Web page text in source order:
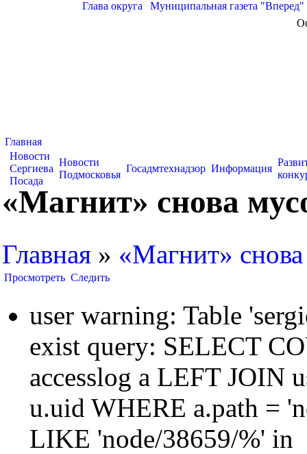
Глава округа Муниципальная газета "Вперед"
Главная
Новости
Сергиева
Посада
Новости
Подмосковья
Госадмтехнадзор Информация
«Магнит» снова
Главная » «Магнит»
Просмотреть Следить
user warning: Table
exist query: SELECT
accesslog a LEFT JOIN
u.uid WHERE a.path =
LIKE 'node/38659/%' in